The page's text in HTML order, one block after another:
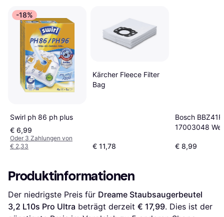
-18%
Swirl ph 86 ph plus
€ 6,99
Oder 3 Zahlungen von
€ 2,33
Kärcher Fleece Filter
Bag
€ 11,78
Bosch
17003048
€ 8,99
Produktinformationen
Der niedrigste Preis für Dreame Staubsaugerbeutel
3,2 L10s Pro Ultra beträgt derzeit € 17,99. Dies ist der